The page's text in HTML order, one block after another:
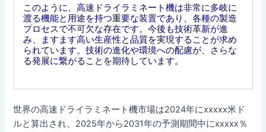
このように、高速ドライラミネート機は非常に多岐に
渡る機能と用途を持つ重要な装置であり、各種の製造
プロセスで不可欠な存在です。今後も技術革新が進
み、ますます高い生産性と品質を実現することが求め
られています。技術の進化や環境への配慮が、さらな
る発展に繋がることを期待しています。
世界の高速ドライラミネート機市場は2024年にxxxxx米ド
ルと算出され、2025年から2031年の予測期間中にxxxxx％